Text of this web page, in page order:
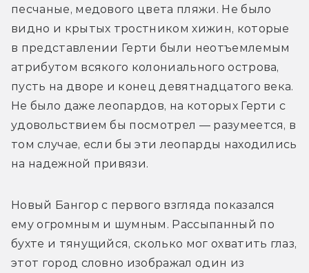
песчаные, медового цвета пляжи. Не было
видно и крытых тростником хижин, которые
в представлении Герти были неотъемлемым
атрибутом всякого колониального острова,
пусть на дворе и конец девятнадцатого века.
Не было даже леопардов, на которых Герти с
удовольствием бы посмотрел — разумеется, в
том случае, если бы эти леопарды находились
на надежной привязи.
Новый Бангор с первого взгляда показался
ему огромным и шумным. Рассыпанный по
бухте и тянущийся, сколько мог охватить глаз,
этот город словно изображал один из